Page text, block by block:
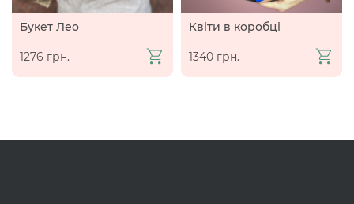
Букет Лео
1276 грн.
Квіти в коробці
1340 грн.